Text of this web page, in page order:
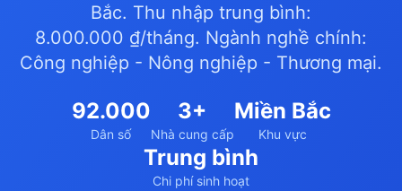
Bắc. Thu nhập trung bình:
8.000.000 ₫/tháng. Ngành nghề chính:
Công nghiệp - Nông nghiệp - Thương mại.
92.000
Dân số
3+
Nhà cung cấp
Miền Bắc
Khu vực
Trung bình
Chi phí sinh hoạt